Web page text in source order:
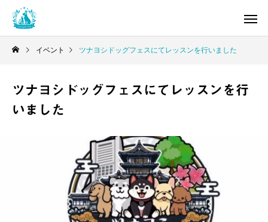
イベント ツナヨシドッグフェスにてレッスンを行いました
ツナヨシドッグフェスにてレッスンを行
いました